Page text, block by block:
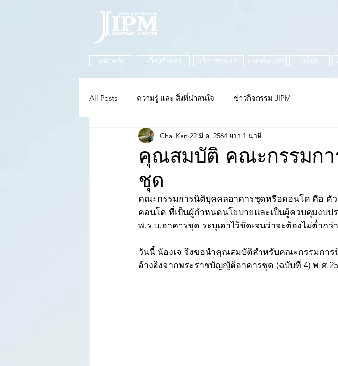
หน้าหลัก เกี่ยวกับเรา บริการของเรา แนวคิด JFS บล็อก
All Posts ความรู้ และ สิ่งที่น่าสนใจ ข่าวกิจกรรม JIPM
คุณสมบัติ คณะกรรมก
ชุด
Chai Ken 22 มี.ค. 2564 ยาว 1 นาที
คณะกรรมการนิติบุคคลอาคารชุดหรือคอนโด คือ ตัว
คอนโด ที่เป็นผู้กำหนดนโยบายและเป็นผู้ควบคุมงบ
พ.ร.บ.อาคารชุด ระบุเอาไว้ชัดเจนว่าจะต้องไม่ต่ำก
วันนี้ น้องเจ จึงขอนำคุณสมบัติสำหรับคณะกรรมกา
อ้างอิงจากพระราชบัญญัติอาคารชุด (ฉบับที่ 4) พ.ศ